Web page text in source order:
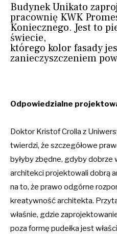
Budynek Unikato
pracownię KWK
Koniecznego. Jest to
świecie,
którego kolor fasady
zanieczyszczeniem
Odpowiedzialne
Doktor Kristof Crolla z
twierdzi, że szczegółowe
byłyby zbędne, gdyby dobrze
architekci projektowali dobrą
na to, że prawo odgórne
kreatywność architekta.
właśnie, gdzie
poza formę pudełka jest